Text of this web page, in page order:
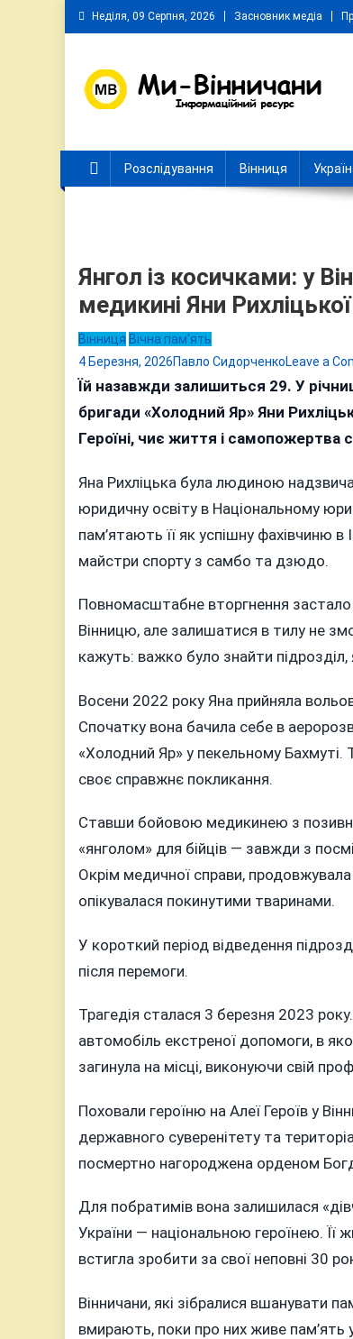
Skip
to
Неділя, 09 Серпня, 2026 Засновник медіа
Розслідування Вінниця
Янгол із косичками: у
медикині Яни Рихліцької
Вінниця Вічна пам'ять
4 Березня, 2026Павло СидорченкоLeave a
Їй назавжди залишиться 29. У
бригади «Холодний Яр» Яни
Героїні, чиє життя і самопожертва
Яна Рихліцька була людиною
юридичну освіту в Національному
пам’ятають її як успішну фахівчиню
майстри спорту з самбо та дзюдо.
Повномасштабне вторгнення застало
Вінницю, але залишатися в тилу не
кажуть: важко було знайти
Восени 2022 року Яна прийняла
Спочатку вона бачила себе в
«Холодний Яр» у пекельному
своє справжнє покликання.
Ставши бойовою медикинею з
«янголом» для бійців — завжди з
Окрім медичної справи,
опікувалася покинутими тваринами.
У короткий період відведення
після перемоги.
Трагедія сталася 3 березня 2023
автомобіль екстреної допомоги, в
загинула на місці, виконуючи свій
Поховали героїню на Алеї Героїв у
державного суверенітету та
посмертно нагороджена орденом
Для побратимів вона залишилася
України — національною героїнею. Її
встигла зробити за свої неповні 30
Вінничани, які зібралися вшанувати
вмирають, поки про них живе пам’ять